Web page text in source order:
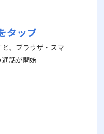
タップ
と、ブラウザ・スマ
話が開始